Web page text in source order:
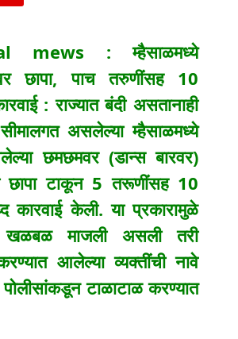
mews : म्हैसाळमध्ये
छापा, पाच तरुणींसह 10
: राज्यात बंदी असतानाही
असलेल्या म्हैसाळमध्ये
छमछमवर (डान्स बारवर)
छापा टाकून 5 तरूणींसह 10
कारवाई केली. या प्रकारामुळे
खळबळ माजली असली तरी
आलेल्या व्यक्तींची नावे
टाळाटाळ करण्यात